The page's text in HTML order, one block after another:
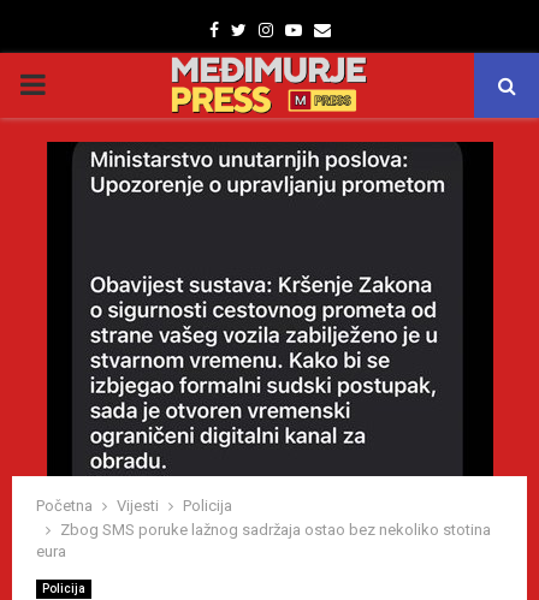
Facebook
TwitterInstagram
Youtube
Email
PRIMARY
MENU
Početna Vijesti
Policija
Zbog SMS poruke lažnog sadržaja ostao bez nekoliko stotina
eura
Policija